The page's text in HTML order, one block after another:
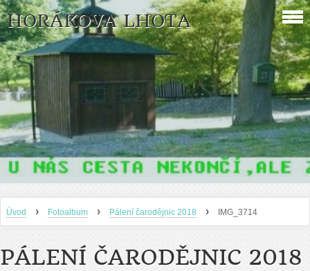
HORÁKOVA LHOTA
Úvod › Fotoalbum › Pálení čarodějnic 2018 › IMG_3714
PÁLENÍ ČARODĚJNIC 2018